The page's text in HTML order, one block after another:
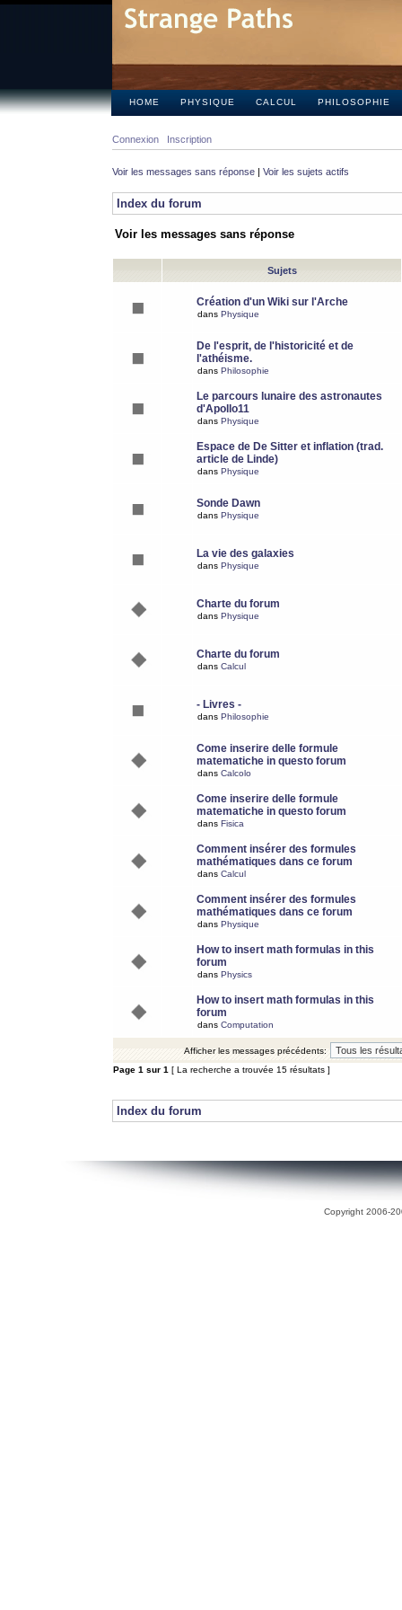
HOME PHYSIQUE CALCUL PHILOSOPHIE
Connexion Inscription
Voir les messages sans réponse | Voir les sujets actifs
Index du forum
Voir les messages sans réponse
Sujets
Création d'un Wiki sur l'Arche
dans Physique
De l'esprit, de l'historicité et de
l'athéisme.
dans Philosophie
Le parcours lunaire des astronautes
d'Apollo11
dans Physique
Espace de De Sitter et inflation (trad.
article de Linde)
dans Physique
Sonde Dawn
dans Physique
La vie des galaxies
dans Physique
Charte du forum
dans Physique
Charte du forum
dans Calcul
- Livres -
dans Philosophie
Come inserire delle formule
matematiche in questo forum
dans Calcolo
Come inserire delle formule
matematiche in questo forum
dans Fisica
Comment insérer des formules
mathématiques dans ce forum
dans Calcul
Comment insérer des formules
mathématiques dans ce forum
dans Physique
How to insert math formulas in this
forum
dans Physics
How to insert math formulas in this
forum
dans Computation
Afficher les messages précédents:
Page 1 sur 1 [ La recherche a trouvée 15 résultats ]
Index du forum
Copyright 2006-